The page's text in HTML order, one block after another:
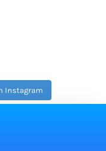
Instagram